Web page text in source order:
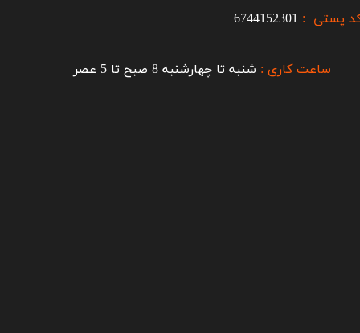
ساعت کاری : شنبه تا چهارشنبه 8 صبح تا 5 عصر
پستی : 6744152301